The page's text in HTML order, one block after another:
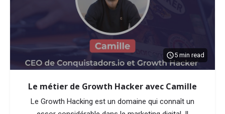
5 min read
Le métier de Growth Hacker avec Camille
Le Growth Hacking est un domaine qui connaît un